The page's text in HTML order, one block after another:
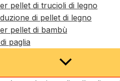
pellet di trucioli di legno
di pellet di legno
pellet di bambù
paglia